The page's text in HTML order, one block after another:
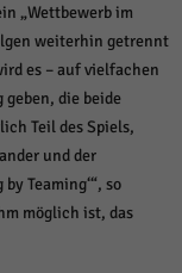
„Wettbewerb im
weiterhin getrennt
es – auf vielfachen
die beide
Teil des Spiels,
und der
Teaming‘“, so
möglich ist, das
verwendet,
indem sie Besucher
werden
Einwilligung